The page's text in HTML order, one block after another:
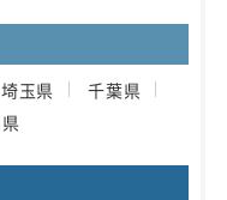
埼玉県
千葉県